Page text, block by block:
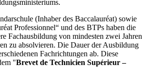
(Inhaber des Baccalauréat) sowie
Professionnel“ und des BTPs haben die
Fachausbildung von mindesten zwei Jahren
zu absolvieren. Die Dauer der Ausbildung
Fachrichtungen ab. Diese
"Brevet de Technicien Supérieur –